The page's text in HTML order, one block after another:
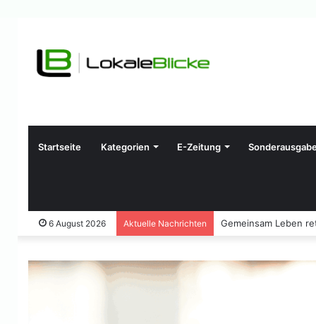
Startseite Kategorien E-Zeitung
6 August 2026 Aktuelle Nachrichten Gemeinsam Leben